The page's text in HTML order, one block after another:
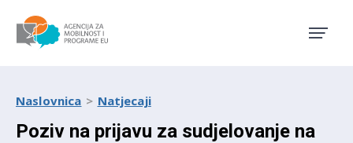
Naslovnica Natjecaji
Poziv na prijavu za sudjelovanje na